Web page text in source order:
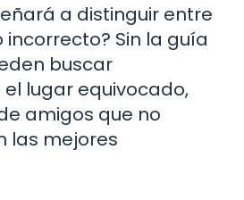
a distinguir entre
incorrecto? Sin la guía
buscar
lugar equivocado,
amigos que no
las mejores